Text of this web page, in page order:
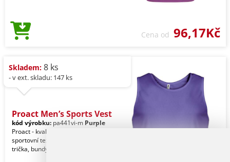
Cena od 96,17Kč
Skladem: 8 ks
- v ext. skladu: 147 ks
Proact Men’s Sports Vest
kód výrobku: pa441vi-m Purple
Proact - kvalitní značkový reklamní
sportovní textil pro muže. Kalhoty,
trička, bundy, vesty, šortky a jiné.